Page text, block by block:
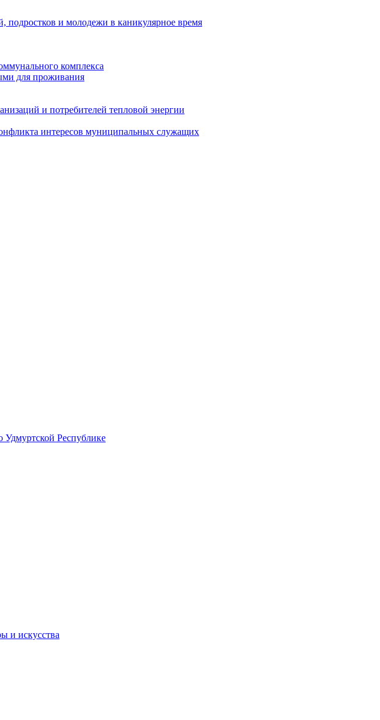
подростков и молодежи в каникулярное время
комплекса
для проживания
и потребителей тепловой энергии
интересов муниципальных служащих
Удмуртской Республике
и искусства